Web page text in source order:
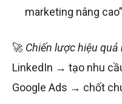
marketing nâng cao”
🚀 Chiến lược hiệu
LinkedIn → tạo nhu
Google Ads → chốt